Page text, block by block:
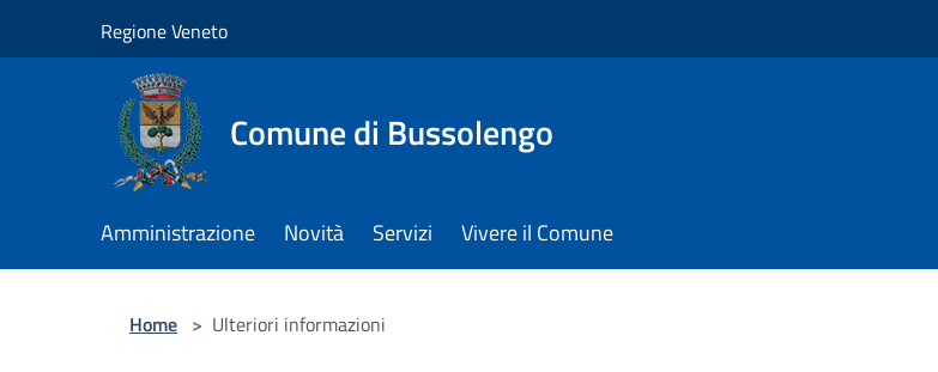
Regione Veneto
Comune di Bussolengo
Amministrazione Novità Servizi Vivere il Comune
Home > Ulteriori informazioni